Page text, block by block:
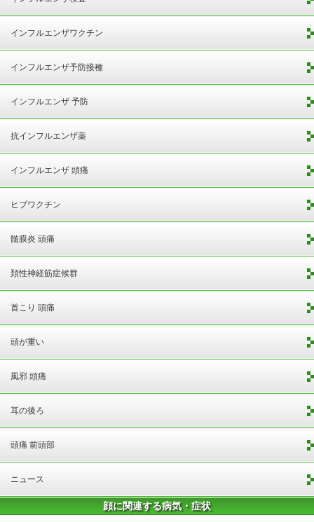
インフルエンザワクチン
インフルエンザ予防接種
インフルエンザ 予防
抗インフルエンザ薬
インフルエンザ 頭痛
ヒブワクチン
髄膜炎 頭痛
頚性神経筋症候群
首こり 頭痛
頭が重い
風邪 頭痛
耳の後ろ
頭痛 前頭部
ニュース
顔に関連する病気・症状